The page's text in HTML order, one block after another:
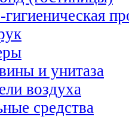
и унитаза
воздуха
средства